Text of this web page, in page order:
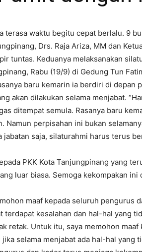
terasa waktu begitu cepat berlalu. 9
Drs. Raja Ariza, MM dan
tuntas. Keduanya melaksanakan
Rabu (19/9) di Gedung Tun
baru kemarin ia berdiri di depan
akan dilakukan selama menjabat.
ditempat semula. Rasanya baru
Namun perpisahan ini bukan
saja, silaturahmi harus terus
PKK Kota Tanjungpinang yang
luar biasa. Semoga kekompakan ini
maaf kepada seluruh pengurus
terdapat kesalahan dan hal-hal yang
retak. Untuk itu, saya memohon
selama menjabat ada hal-hal yang